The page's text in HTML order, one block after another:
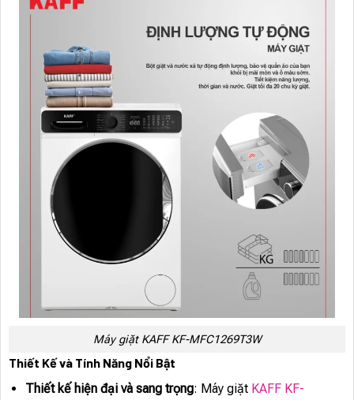
Máy giặt KAFF KF-MFC1269T3W
Thiết Kế và Tính Năng Nổi Bật
Thiết kế hiện đại và sang trọng: Máy giặt KAFF KF-